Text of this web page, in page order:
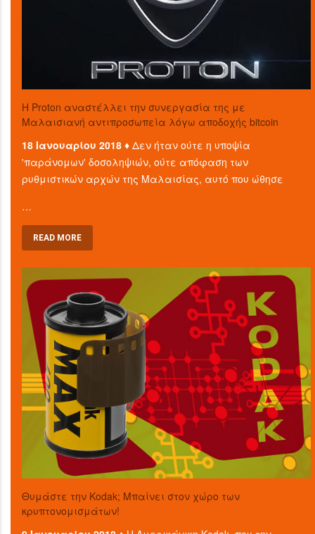
Η Proton αναστέλλει την συνεργασία της με
Μαλαισιανή αντιπροσωπεία λόγω αποδοχής bitcoin
18 Ιανουαρίου 2018 ♦Δεν ήταν ούτε η υποψία
'παράνομων' δοσοληψιών, ούτε απόφαση των
ρυθμιστικών αρχών της Μαλαισίας, αυτό που ώθησε
…
READ MORE
Θυμάστε την Kodak; Μπαίνει στον χώρο των
κρυπτονομισμάτων!